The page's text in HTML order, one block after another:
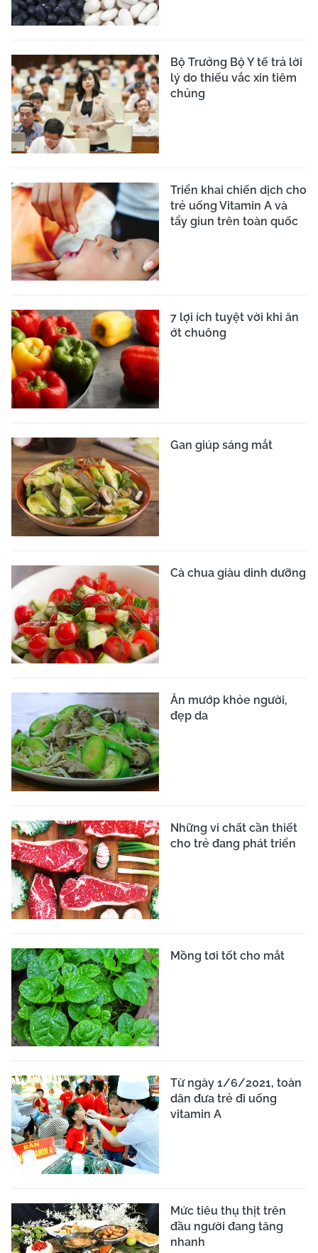
Bộ Trưởng Bộ Y tế trả lời
lý do thiếu vắc xin tiêm
chủng
Triển khai chiến dịch cho
trẻ uống Vitamin A và
tẩy giun trên toàn quốc
7 lợi ích tuyệt vời khi ăn
ớt chuông
Gan giúp sáng mắt
Cà chua giàu dinh dưỡng
Ăn mướp khỏe người,
đẹp da
Những vi chất cần thiết
cho trẻ đang phát triển
Mồng tơi tốt cho mắt
Từ ngày 1/6/2021, toàn
dân đưa trẻ đi uống
vitamin A
Mức tiêu thụ thịt trên
đầu người đang tăng
nhanh